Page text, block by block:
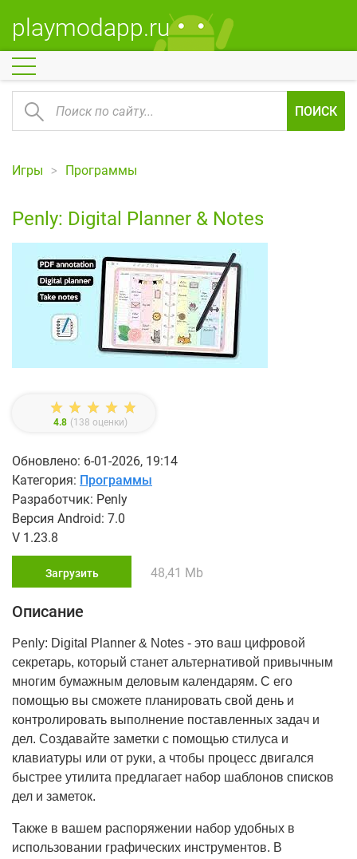
playmodapp.ru
ПОИСК
Игры Программы
Penly: Digital Planner & Notes
4.8 (138 оценки)
Обновлено: 6-01-2026, 19:14
Категория: Программы
Разработчик: Penly
Версия Android: 7.0
V 1.23.8
Загрузить 48,41 Mb
Описание
Penly: Digital Planner & Notes - это ваш цифровой
секретарь, который станет альтернативой привычным
многим бумажным деловым календарям. С его
помощью вы сможете планировать свой день и
контролировать выполнение поставленных задач и
дел. Создавайте заметки с помощью стилуса и
клавиатуры или от руки, а чтобы процесс двигался
быстрее утилита предлагает набор шаблонов списков
дел и заметок.
Также в вашем распоряжении набор удобных в
использовании графических инструментов. В